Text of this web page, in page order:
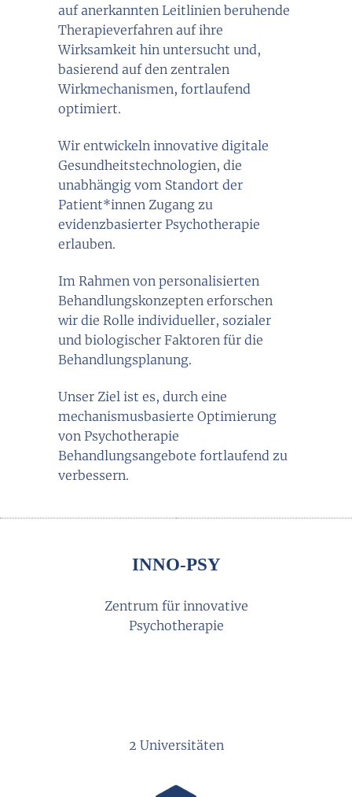
auf anerkannten Leitlinien beruhende
Therapieverfahren auf ihre
Wirksamkeit hin untersucht und,
basierend auf den zentralen
Wirkmechanismen, fortlaufend
optimiert.
Wir entwickeln innovative digitale
Gesundheitstechnologien, die
unabhängig vom Standort der
Patient*innen Zugang zu
evidenzbasierter Psychotherapie
erlauben.
Im Rahmen von personalisierten
Behandlungskonzepten erforschen
wir die Rolle individueller, sozialer
und biologischer Faktoren für die
Behandlungsplanung.
Unser Ziel ist es, durch eine
mechanismusbasierte Optimierung
von Psychotherapie
Behandlungsangebote fortlaufend zu
verbessern.
INNO-PSY
Zentrum für innovative
Psychotherapie
2 Universitäten